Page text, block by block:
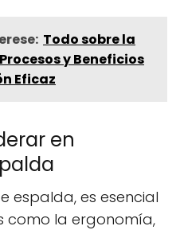
Todo sobre la
y Beneficios
Eficaz
en
espalda, es esencial
como la ergonomía,